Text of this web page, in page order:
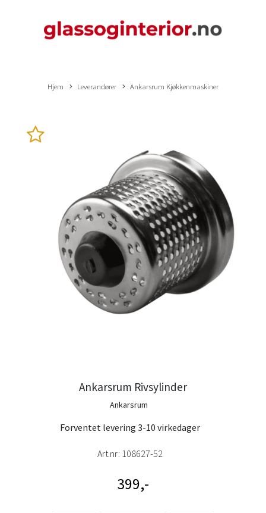
Hjem Leverandører Ankarsrum Kjøkkenmaskiner
Ankarsrum Rivsylinder
Ankarsrum
Forventet levering 3-10 virkedager
Art.nr: 108627-52
399,-